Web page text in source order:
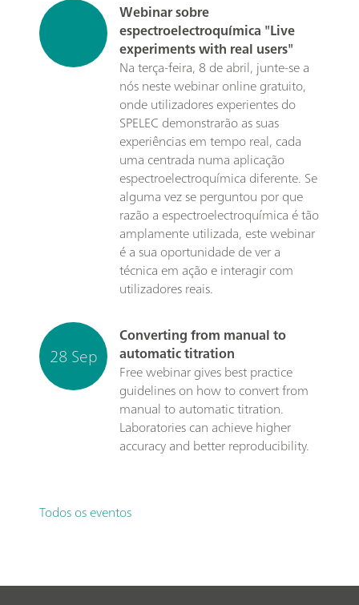
Webinar sobre
espectroelectroquímica "Live
experiments with real users"
Na terça-feira, 8 de abril, junte-se a
nós neste webinar online gratuito,
onde utilizadores experientes do
SPELEC demonstrarão as suas
experiências em tempo real, cada
uma centrada numa aplicação
espectroelectroquímica diferente. Se
alguma vez se perguntou por que
razão a espectroelectroquímica é tão
amplamente utilizada, este webinar
é a sua oportunidade de ver a
técnica em ação e interagir com
utilizadores reais.
28 Sep
Converting from manual to
automatic titration
Free webinar gives best practice
guidelines on how to convert from
manual to automatic titration.
Laboratories can achieve higher
accuracy and better reproducibility.
Todos os eventos